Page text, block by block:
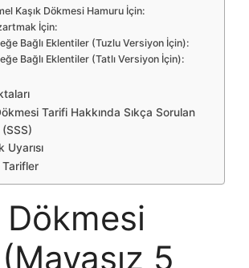
Kaşık Dökmesi Hamuru İçin:
İçin:
Bağlı Eklentiler (Tuzlu Versiyon İçin):
Bağlı Eklentiler (Tatlı Versiyon İçin):
Tarifi Hakkında Sıkça Sorulan
Uyarısı
Tarifler
Dökmesi
5